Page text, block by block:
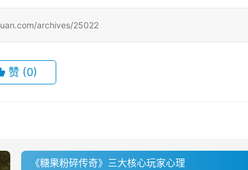
archives/25022
赞 (0)
《糖果粉碎传奇》三大核心玩家心理